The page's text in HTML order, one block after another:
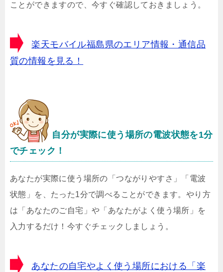
ことができますので、今すぐ確認しておきましょう。
楽天モバイル福島県のエリア情報・通信品
質の情報を見る！
自分が実際に使う場所の電波状態を1分
でチェック！
あなたが実際に使う場所の「つながりやすさ」「電波
状態」を、たった1分で調べることができます。やり方
は「あなたのご自宅」や「あなたがよく使う場所」を
入力するだけ！今すぐチェックしましょう。
あなたの自宅やよく使う場所における「楽